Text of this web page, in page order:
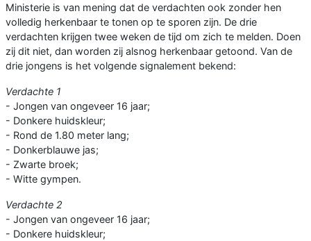
Ministerie is van mening dat de verdachten ook zonder hen
volledig herkenbaar te tonen op te sporen zijn. De drie
verdachten krijgen twee weken de tijd om zich te melden. Doen
zij dit niet, dan worden zij alsnog herkenbaar getoond. Van de
drie jongens is het volgende signalement bekend:
Verdachte 1
- Jongen van ongeveer 16 jaar;
- Donkere huidskleur;
- Rond de 1.80 meter lang;
- Donkerblauwe jas;
- Zwarte broek;
- Witte gympen.
Verdachte 2
- Jongen van ongeveer 16 jaar;
- Donkere huidskleur;